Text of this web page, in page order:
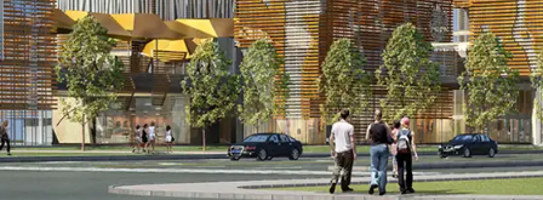
职业发展
学生发展
学生活动
学生风采